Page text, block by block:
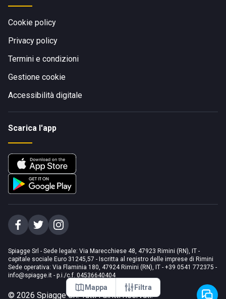
Mappa Filtra
Cookie policy
Privacy policy
Termini e condizioni
Gestione cookie
Accessibilità digitale
Scarica l'app
Spiagge Srl - Sede legale: Via Marecchiese 48, 47923 Rimini (RN), IT -
capitale sociale Euro 31245,57 - Iscritta al registro delle imprese di Rimini
Sede operativa: Via Flaminia 180, 47924 Rimini (RN), IT - +39 0541 772375 -
info@spiagge.it - p.i./c.f. 04536640404
© 2026 Spiagge Srl. Tutti i diritti riservati.